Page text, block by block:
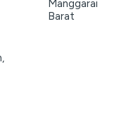
Manggarai
Barat